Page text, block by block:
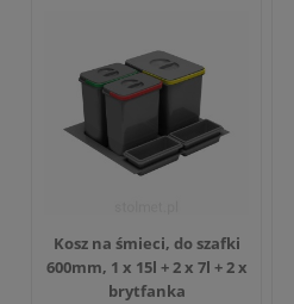
Kosz na śmieci, do szafki
600mm, 1 x 15l + 2 x 7l + 2 x
brytfanka